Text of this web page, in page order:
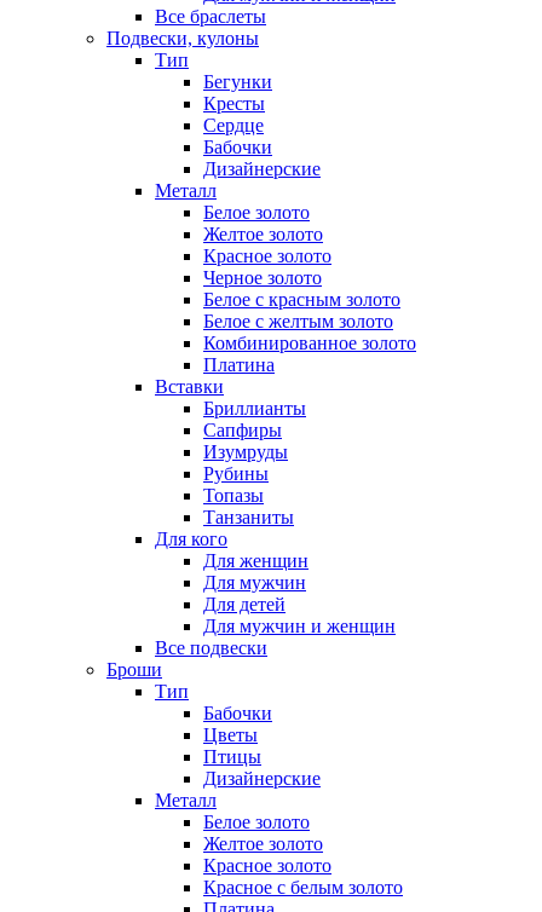
Все браслеты
Подвески, кулоны
Тип
Бегунки
Кресты
Сердце
Бабочки
Дизайнерские
Металл
Белое золото
Желтое золото
Красное золото
Черное золото
Белое с красным золото
Белое с желтым золото
Комбинированное золото
Платина
Вставки
Бриллианты
Сапфиры
Изумруды
Рубины
Топазы
Танзаниты
Для кого
Для женщин
Для мужчин
Для детей
Для мужчин и женщин
Все подвески
Броши
Тип
Бабочки
Цветы
Птицы
Дизайнерские
Металл
Белое золото
Желтое золото
Красное золото
Красное с белым золото